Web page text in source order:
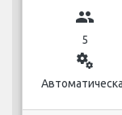
group
5
miscellaneous_services